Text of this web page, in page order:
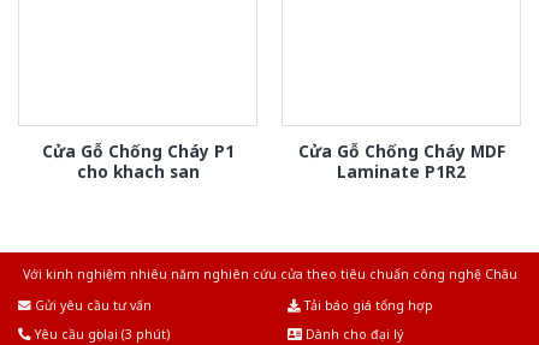
Cửa Gỗ Chống Cháy P1
cho khach san
Cửa Gỗ Chống Cháy MDF
Laminate P1R2
Với kinh nghiệm nhiêu năm nghiên cứu cửa theo tiêu chuẩn công nghệ Châu
Gửi yêu cầu tư vấn
Tải báo giá tổng hợp
Yêu cầu gọi lại (3 phút)
Dành cho đại lý